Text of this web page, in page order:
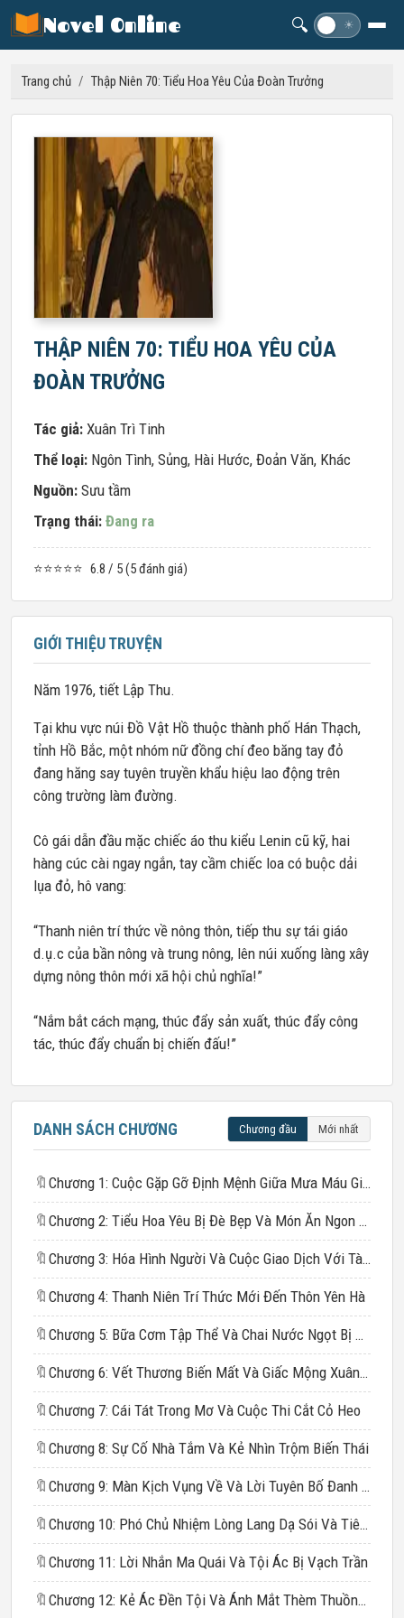
Novel Online 🔍 ☀
Trang chủ / Thập Niên 70: Tiểu Hoa Yêu Của Đoàn Trưởng
THẬP NIÊN 70: TIỂU HOA YÊU CỦA
ĐOÀN TRƯỞNG
Tác giả: Xuân Trì Tinh
Thể loại: Ngôn Tình, Sủng, Hài Hước, Đoản Văn, Khác
Nguồn: Sưu tầm
Trạng thái: Đang ra
⭐⭐⭐⭐⭐ 6.8 / 5 (5 đánh giá)
GIỚI THIỆU TRUYỆN
Năm 1976, tiết Lập Thu.
Tại khu vực núi Đồ Vật Hồ thuộc thành phố Hán Thạch,
tỉnh Hồ Bắc, một nhóm nữ đồng chí đeo băng tay đỏ
đang hăng say tuyên truyền khẩu hiệu lao động trên
công trường làm đường.
Cô gái dẫn đầu mặc chiếc áo thu kiểu Lenin cũ kỹ, hai
hàng cúc cài ngay ngắn, tay cầm chiếc loa có buộc dải
lụa đỏ, hô vang:
“Thanh niên trí thức về nông thôn, tiếp thu sự tái giáo
d.ụ.c của bần nông và trung nông, lên núi xuống làng xây
dựng nông thôn mới xã hội chủ nghĩa!”
“Nắm bắt cách mạng, thúc đẩy sản xuất, thúc đẩy công
tác, thúc đẩy chuẩn bị chiến đấu!”
DANH SÁCH CHƯƠNG Chương đầu Mới nhất
🔖 Chương 1: Cuộc Gặp Gỡ Định Mệnh Giữa Mưa Máu Gió Tanh
🔖 Chương 2: Tiểu Hoa Yêu Bị Đè Bẹp Và Món Ăn Ngon Miệng
🔖 Chương 3: Hóa Hình Người Và Cuộc Giao Dịch Với Tào Hương Cầm
🔖 Chương 4: Thanh Niên Trí Thức Mới Đến Thôn Yên Hà
🔖 Chương 5: Bữa Cơm Tập Thể Và Chai Nước Ngọt Bị Từ Chối
🔖 Chương 6: Vết Thương Biến Mất Và Giấc Mộng Xuân Của Đoàn Trưởng
🔖 Chương 7: Cái Tát Trong Mơ Và Cuộc Thi Cắt Cỏ Heo
🔖 Chương 8: Sự Cố Nhà Tắm Và Kẻ Nhìn Trộm Biến Thái
🔖 Chương 9: Màn Kịch Vụng Về Và Lời Tuyên Bố Đanh Thép
🔖 Chương 10: Phó Chủ Nhiệm Lòng Lang Dạ Sói Và Tiêu Chuẩn Chọn Bạn Đời Của Tiểu Hoa Yêu
🔖 Chương 11: Lời Nhắn Ma Quái Và Tội Ác Bị Vạch Trần
🔖 Chương 12: Kẻ Ác Đền Tội Và Ánh Mắt Thèm Thuồng Của Vị Cán Bộ Mới